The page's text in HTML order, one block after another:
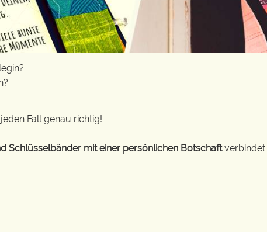
Fall genau richtig!
Schlüsselbänder mit einer persönlichen Botschaftverbindet.